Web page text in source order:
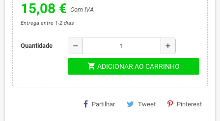
15,08 € Com IVA
Entrega entre 1-2 dias
Quantidade remove add
shopping_cart ADICIONAR AO CARRINHO
Partilhar Tweet Pinterest